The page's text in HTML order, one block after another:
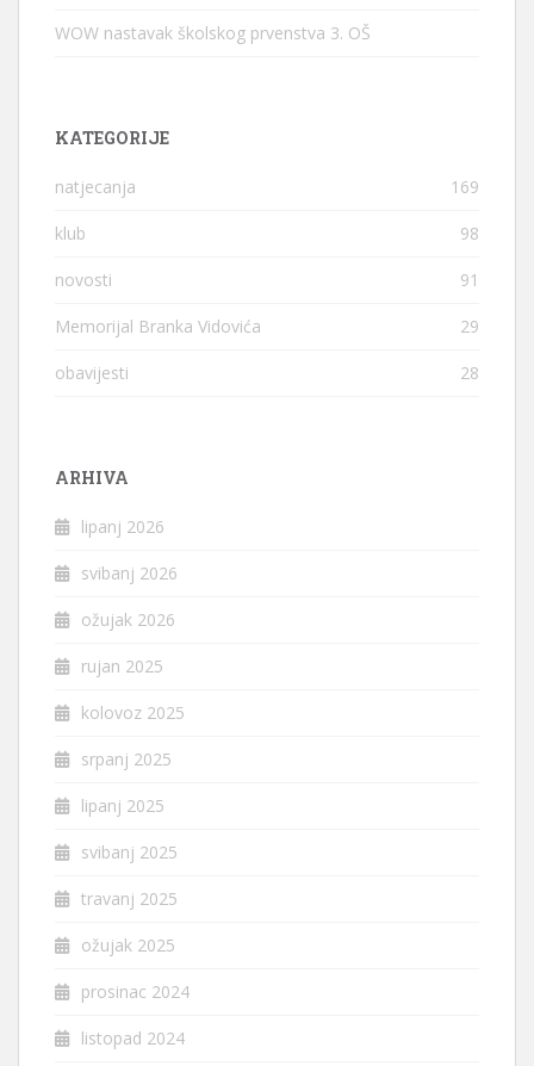
WOW nastavak školskog prvenstva 3. OŠ
KATEGORIJE
natjecanja 169
klub 98
novosti 91
Memorijal Branka Vidovića 29
obavijesti 28
ARHIVA
lipanj 2026
svibanj 2026
ožujak 2026
rujan 2025
kolovoz 2025
srpanj 2025
lipanj 2025
svibanj 2025
travanj 2025
ožujak 2025
prosinac 2024
listopad 2024